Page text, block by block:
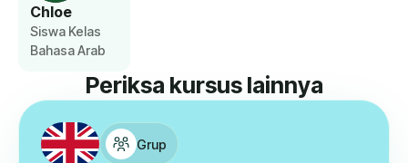
Chloe
Siswa Kelas
Bahasa Arab
Periksa kursus lainnya
Grup